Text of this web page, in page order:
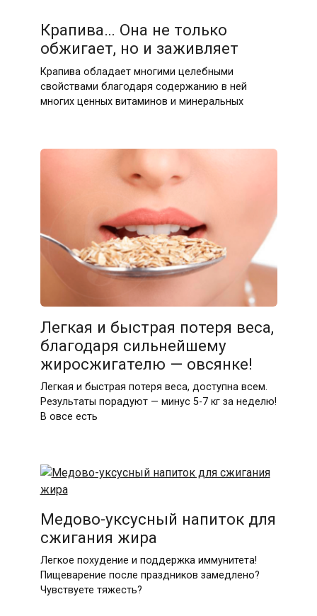
Крапива… Она не только
обжигает, но и заживляет
Крапива обладает многими целебными
свойствами благодаря содержанию в ней
многих ценных витаминов и минеральных
Легкая и быстрая потеря веса,
благодаря сильнейшему
жиросжигателю — овсянке!
Легкая и быстрая потеря веса, доступна всем.
Результаты порадуют — минус 5-7 кг за неделю!
В овсе есть
Медово-уксусный напиток для
сжигания жира
Легкое похудение и поддержка иммунитета!
Пищеварение после праздников замедлено?
Чувствуете тяжесть?